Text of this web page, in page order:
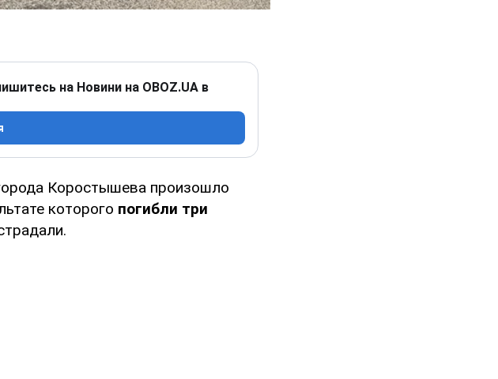
на Новини на OBOZ.UA в
Коростышева произошло
которого погибли три